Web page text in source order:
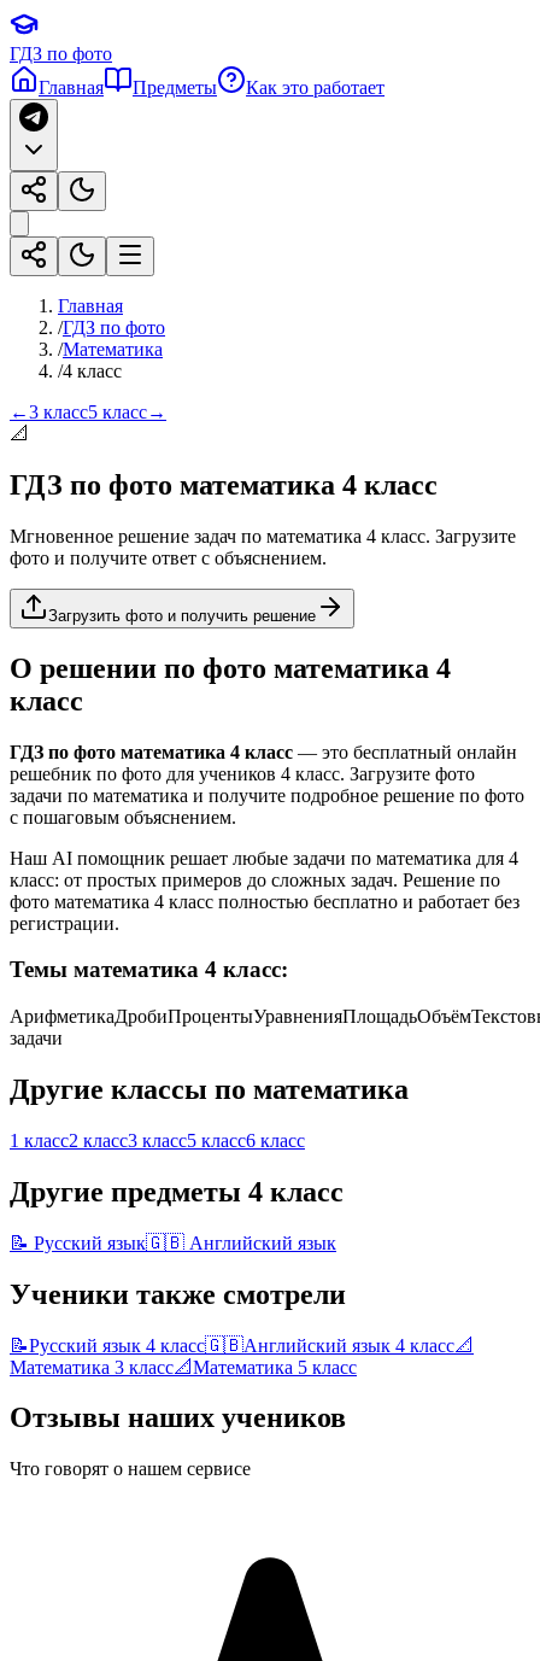
ГДЗ по фото
Главная
Предметы Как это работает
Главная
/ГДЗ по фото
/Математика
/4 класс
←3 класс5 класс→
📐
ГДЗ по фото математика 4 класс
Мгновенное решение задач по математика 4 класс. Загрузите
фото и получите ответ с объяснением.
Загрузить фото и получить решение
О решении по фото математика 4
класс
ГДЗ по фото математика 4 класс — это бесплатный онлайн
решебник по фото для учеников 4 класс. Загрузите фото
задачи по математика и получите подробное решение по фото
с пошаговым объяснением.
Наш AI помощник решает любые задачи по математика для 4
класс: от простых примеров до сложных задач. Решение по
фото математика 4 класс полностью бесплатно и работает без
регистрации.
Темы математика 4 класс:
АрифметикаДробиПроцентыУравненияПлощадьОбъём
задачи
Другие классы по математика
1 класс2 класс3 класс5 класс6 класс
Другие предметы 4 класс
📝 Русский язык🇬🇧 Английский язык
Ученики также смотрели
📝Русский язык 4 класс🇬🇧Английский язык 4 класс📐
Математика 3 класс📐Математика 5 класс
Отзывы наших учеников
Что говорят о нашем сервисе